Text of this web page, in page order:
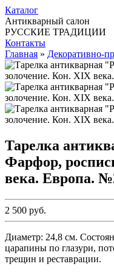
Каталог
Антикварный салон
РУССКИЕ ТРАДИЦИИ
Контакты
Главная » Декоративно-
Тарелка
Фарфор,
века. Европа.
2 500 руб.
Диаметр: 24,8 см.
царапины по глазури,
трещин и реставрации.